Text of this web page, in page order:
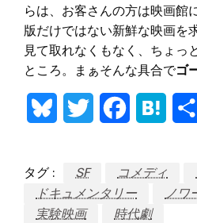
らは、お客さんの方は映画館
版だけではない新鮮な映画を
見て取れなくもなく、ちょっ
ところ。まぁそんな具合でゴ
Bluesky Twitter Facebook
タグ : SF コメディ
ドキュメンタリー
ノワ
実験映画
時代劇